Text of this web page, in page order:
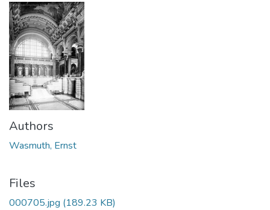
Authors
Wasmuth, Ernst
Files
000705.jpg (189.23 KB)